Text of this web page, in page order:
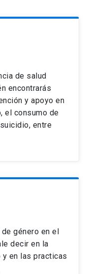
de salud
encontrarás
y apoyo en
el consumo de
entre
género en el
decir en la
en las practicas